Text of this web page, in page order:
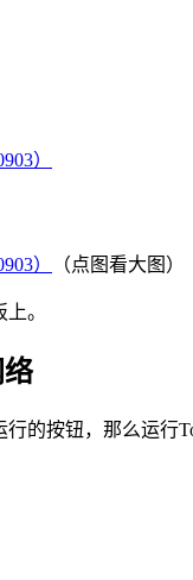
（点图看大图）
。
络
的按钮，那么运行